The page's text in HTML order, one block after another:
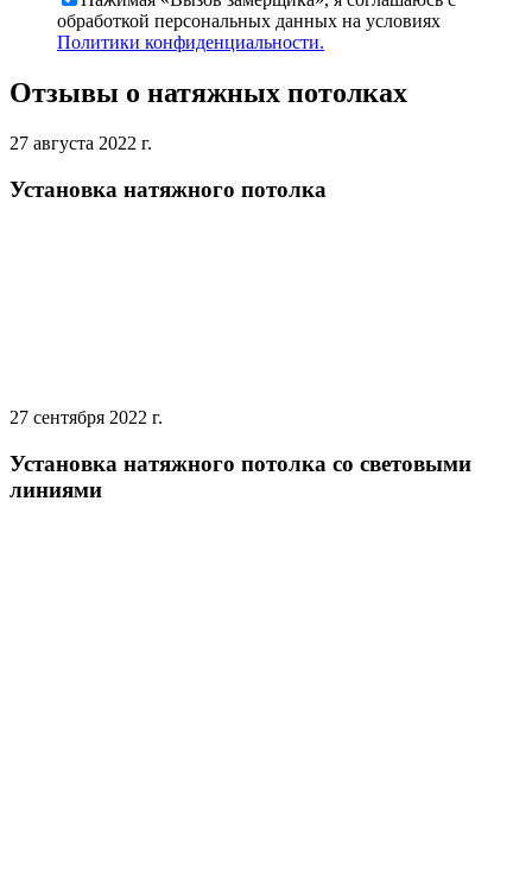
обработкой персональных данных на условиях
Политики конфиденциальности.
Отзывы о натяжных потолках
27 августа 2022 г.
Установка натяжного потолка
27 сентября 2022 г.
Установка натяжного потолка со световыми
линиями